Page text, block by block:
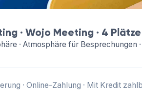
· Wojo Meeting· 4 Plätze
· Atmosphäre für Besprechungen
· Online-Zahlung · Mit Kredit